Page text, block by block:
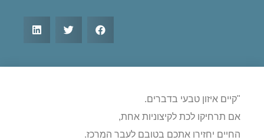
"קיים איזון טבעי בדברים.
אם תרחיקו לכת לקיצוניות אחת,
החיים יחזירו אתכם בטובם לעבר המרכז.